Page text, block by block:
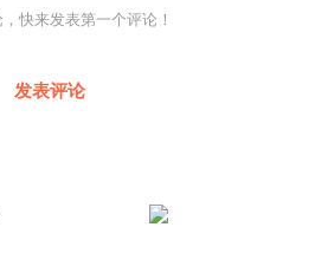
快来发表第一个评论！
发表评论